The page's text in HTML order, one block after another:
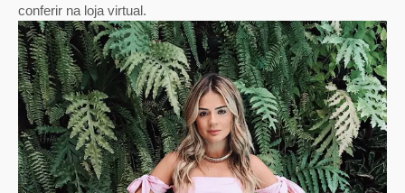
conferir na loja virtual.